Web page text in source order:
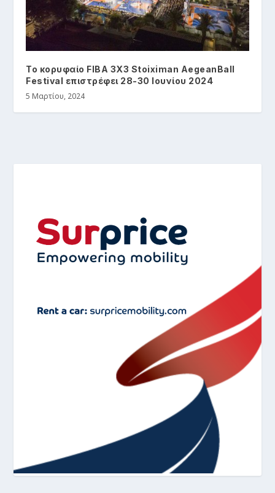
Το κορυφαίο FIBA 3X3 Stoiximan AegeanBall
Festival επιστρέφει 28-30 Ιουνίου 2024
5 Μαρτίου, 2024